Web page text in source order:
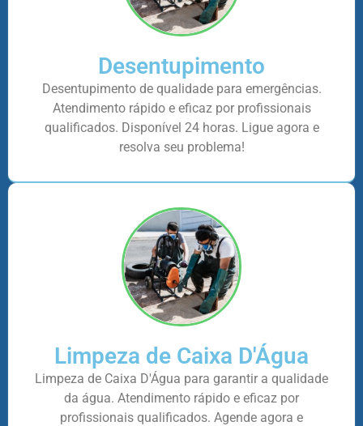
Desentupimento
Desentupimento de qualidade para emergências.
Atendimento rápido e eficaz por profissionais
qualificados. Disponível 24 horas. Ligue agora e
resolva seu problema!
Limpeza de Caixa D'Água
Limpeza de Caixa D'Água para garantir a qualidade
da água. Atendimento rápido e eficaz por
profissionais qualificados. Agende agora e